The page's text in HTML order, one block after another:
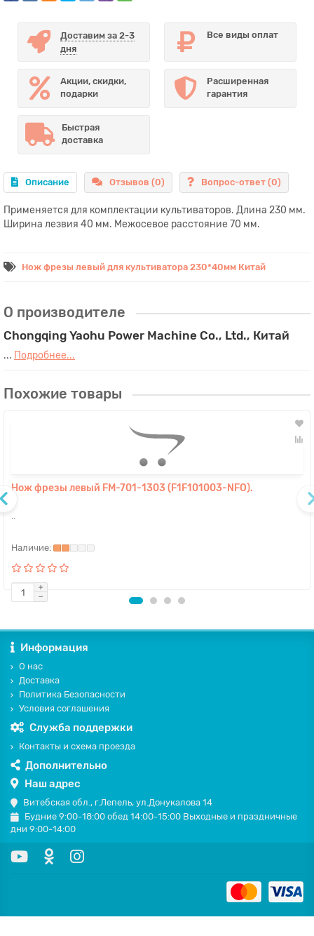
Доставим за 2-3
дня
Все виды оплат
Акции, скидки,
подарки
Расширенная
гарантия
Быстрая
доставка
Описание Отзывов (0) Вопрос-ответ (0)
Применяется для комплектации культиваторов. Длина 230 мм.
Ширина лезвия 40 мм. Межосевое расстояние 70 мм.
Нож фрезы левый для культиватора 230*40мм Китай
О производителе
Chongqing Yaohu Power Machine Co., Ltd., Китай
... Подробнее...
Похожие товары
Нож фрезы левый FM-701-1303 (F1F101003-NFO).
..
Информация
О нас
Доставка
Политика Безопасности
Условия соглашения
Служба поддержки
Контакты и схема проезда
Дополнительно
Наш адрес
Витебская обл., г.Лепель, ул.Донукалова 14
Будние 9:00-18:00 обед 14:00-15:00 Выходные и праздничные
дни 9:00-14:00